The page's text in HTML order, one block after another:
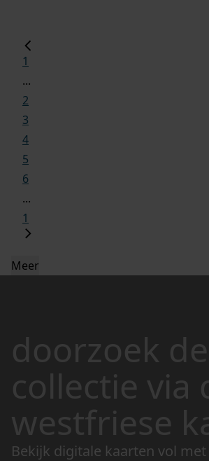
1
...
2
3
4
5
6
...
1
Meer
doorzoek de
collectie via
westfriese
Bekijk digitale kaarten vol